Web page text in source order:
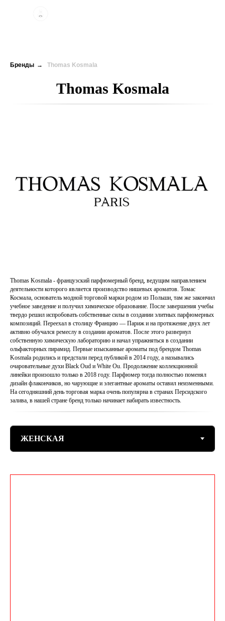
Бренды → Thomas Kosmala
Thomas Kosmala
Thomas Kosmala - французский парфюмерный бренд, ведущим направлением
деятельности которого является производство нишевых ароматов. Томас
Космала, основатель модной торговой марки родом из Польши, там же закончил
учебное заведение и получил химическое образование. После завершения учебы
твердо решил испробовать собственные силы в создании элитных парфюмерных
композиций. Переехал в столицу Францию — Париж и на протяжение двух лет
активно обучался ремеслу в создании ароматов. После этого развернул
собственную химическую лабораторию и начал упражняться в создании
ольфакторных пирамид. Первые изысканные ароматы под брендом Thomas
Kosmala родились и предстали перед публикой в 2014 году, а назывались
очаровательные духи Black Oud и White Ou. Продолжение коллекционной
линейки произошло только в 2018 году. Парфюмер тогда полностью поменял
дизайн флакончиков, но чарующие и элегантные ароматы оставил неизменными.
На сегодняшний день торговая марка очень популярна в странах Персидского
залива, в нашей стране бренд только начинает набирать известность.